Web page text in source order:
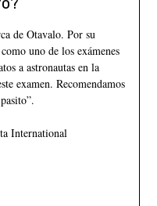
de Otavalo. Por su
uno de los exámenes
a astronautas en la
examen. Recomendamos
International